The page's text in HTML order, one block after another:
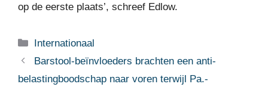
op de eerste plaats’, schreef Edlow.
Categorieën
Internationaal
Barstool-beïnvloeders brachten een anti-
belastingboodschap naar voren terwijl Pa.-